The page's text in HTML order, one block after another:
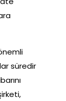
süredir